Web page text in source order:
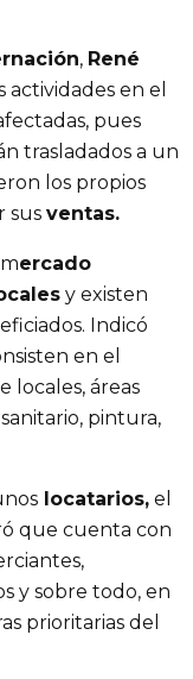
, René
en el
pues
trasladados a un
los propios
sus ventas.
ercado
y existen
Indicó
en el
locales, áreas
pintura,
locatarios, el
que cuenta con
y sobre todo, en
prioritarias del